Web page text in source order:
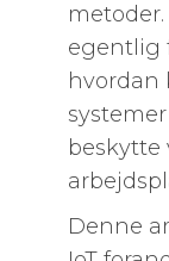
egentlig
hvordan
beskytte
Denne